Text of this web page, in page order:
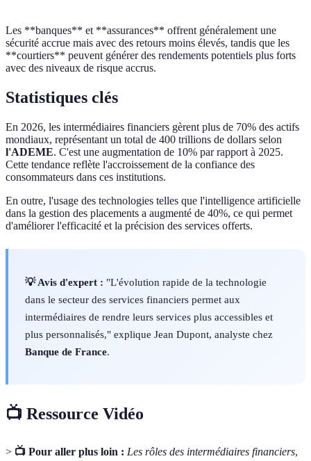
Les **banques** et **assurances** offrent généralement une
sécurité accrue mais avec des retours moins élevés, tandis que les
**courtiers** peuvent générer des rendements potentiels plus forts
avec des niveaux de risque accrus.
Statistiques clés
En 2026, les intermédiaires financiers gèrent plus de 70% des actifs
mondiaux, représentant un total de 400 trillions de dollars selon
l'ADEME. C'est une augmentation de 10% par rapport à 2025.
Cette tendance reflète l'accroissement de la confiance des
consommateurs dans ces institutions.
En outre, l'usage des technologies telles que l'intelligence artificielle
dans la gestion des placements a augmenté de 40%, ce qui permet
d'améliorer l'efficacité et la précision des services offerts.
💡 Avis d'expert : "L'évolution rapide de la technologie
dans le secteur des services financiers permet aux
intermédiaires de rendre leurs services plus accessibles et
plus personnalisés," explique Jean Dupont, analyste chez
Banque de France.
📺 Ressource Vidéo
> 📺 Pour aller plus loin : Les rôles des intermédiaires financiers,